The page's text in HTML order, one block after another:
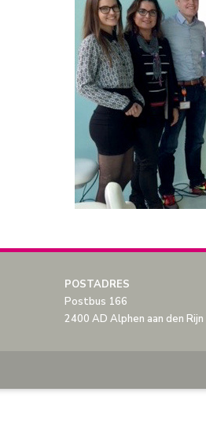
POSTADRES
Postbus 166
2400 AD Alphen aan den Rijn